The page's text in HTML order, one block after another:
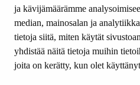
ja kävijämäärämme
median, mainosalan ja
tietoja siitä, miten käytät
yhdistää näitä tietoja muihin
joita on kerätty, kun olet
SEURAA MEITÄ
Facebook
Instagram